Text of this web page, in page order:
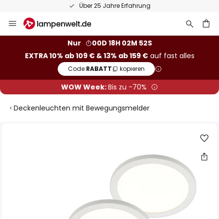
Über 25 Jahre Erfahrung
Inhalt
Nur
00D 18H 02M 52S
EXTRA 10% ab 109 € & 13% ab 159 €auf fast alles
Code:RABATT kopieren
WOW Week:Bis zu -70%
Deckenleuchten mit Bewegungsmelder